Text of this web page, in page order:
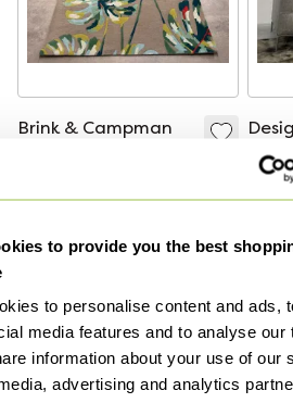
to provide you the best
to personalise content and ads,
media features and to analyse our
information about your use of our
advertising and analytics
Brink & Campman
1